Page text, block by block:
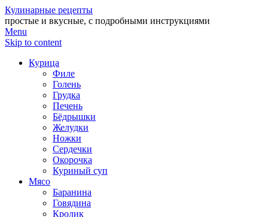
Кулинарные рецепты
простые и вкусные, с подробными инструкциями
Menu
Skip to content
Курица
Филе
Голень
Грудка
Печень
Бёдрышки
Желудки
Ножки
Сердечки
Окорочка
Куриный суп
Мясо
Баранина
Говядина
Кролик